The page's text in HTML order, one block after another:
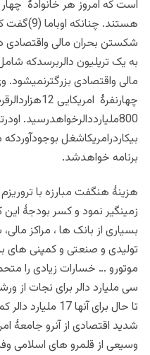
شکستن بحران مالی واقتصادی
به یک تریلیون دالربرسدکه
مالی واقتصادی
چهارنفرۀ
بیکاردرامریکاشغل
برنامه خواهدشد.
هزینۀ هنگفت مبارزه با تروریزم
بسیاری از بانک ها ، مراکز
تولیدی و صنعتی و کمپنی های
موتورو … خسارات زیادی را
سی ملیارد دالر برای نجات از
تا حال برای
شدید اقتصادی از آنرو جامعۀ
وسیعی از قلمرو های اسلامی